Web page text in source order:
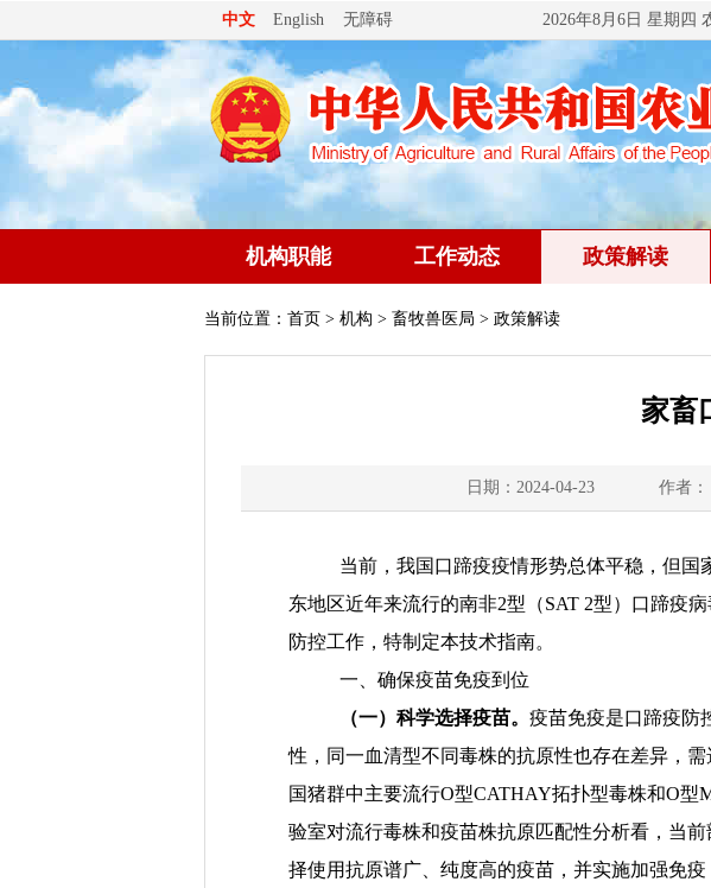
中文 English 无障碍 2026年8月6日 星期四
机构职能 工作动态 政策解读
当前位置： 首页 > 机构 > 畜牧兽医局 > 政策解读
家畜
日期：2024-04-23 作者：
当前，我国口蹄疫疫情形势总体平稳，但国
东地区近年来流行的南非2型（SAT 2型）口蹄疫
防控工作，特制定本技术指南。
一、 确保疫苗免疫到位
（一）科学选择疫苗。 疫苗免疫是口蹄疫防
性，同一血清型不同毒株的抗原性也存在差异，
国猪群中主要流行O型CATHAY拓扑型毒株和O型
验室对流行毒株和疫苗株抗原匹配性分析看 ， 当前
择使用抗原谱广、纯度高的疫苗，并实施加强免